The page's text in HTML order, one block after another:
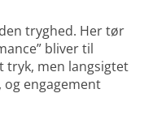
tryghed. Her tør
bliver til
tryk, men langsigtet
engagement